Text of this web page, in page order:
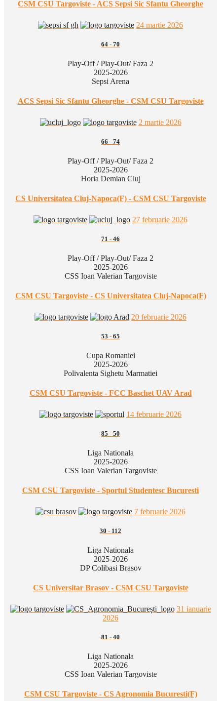
CSM CSU Targoviste - ACS Sepsi Sic Sfantu Gheorghe
24 martie 2026
64 - 70
Play-Off / Play-Out/ Faza 2
2025-2026
Sepsi Arena
ACS Sepsi Sic Sfantu Gheorghe - CSM CSU Targoviste
2 martie 2026
66 - 74
Play-Off / Play-Out/ Faza 2
2025-2026
Horia Demian Cluj
CS Universitatea Cluj-Napoca(F) - CSM CSU Targoviste
27 februarie 2026
71 - 46
Play-Off / Play-Out/ Faza 2
2025-2026
CSS Ioan Valerian Targoviste
CSM CSU Targoviste - CS Universitatea Cluj-Napoca(F)
20 februarie 2026
53 - 65
Cupa Romaniei
2025-2026
Polivalenta Sighetu Marmatiei
CSM CSU Targoviste - FCC Baschet UAV Arad
14 februarie 2026
85 - 50
Liga Nationala
2025-2026
CSS Ioan Valerian Targoviste
CSM CSU Targoviste - Sportul Studentesc Bucuresti
7 februarie 2026
30 - 112
Liga Nationala
2025-2026
DP Colibasi Brasov
CS Universitar Brasov - CSM CSU Targoviste
31 ianuarie
2026
81 - 40
Liga Nationala
2025-2026
CSS Ioan Valerian Targoviste
CSM CSU Targoviste - CS Agronomia Bucuresti(F)